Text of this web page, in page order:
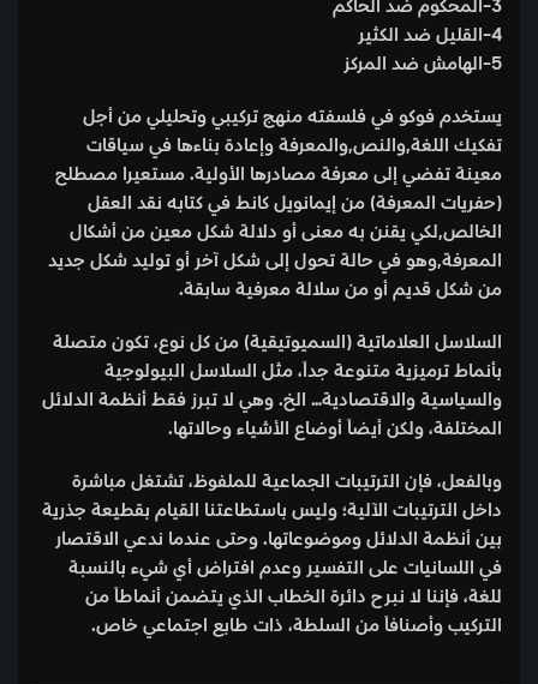
3-المحكوم ضد الحاكم
4-القليل ضد الكثير
5-الهامش ضد المركز
يستخدم فوكو في فلسفته منهج تركيبي وتحليلي من أجل
تفكيك اللغة,والنص,والمعرفة وإعادة بناءها في سياقات
معينة تفضي إلى معرفة مصادرها الأولية. مستعيرا مصطلح
(حفريات المعرفة) من إيمانويل كانط في كتابه نقد العقل
الخالص,لكي يقنن به معنى أو دلالة شكل معين من أشكال
المعرفة,وهو في حالة تحول إلى شكل آخر أو توليد شكل جديد
من شكل قديم أو من سلالة معرفية سابقة.
السلاسل العلاماتية (السميوتيقية) من كل نوع، تكون متصلة
بأنماط ترميزية متنوعة جداً، مثل السلاسل البيولوجية
والسياسية والاقتصادية… الخ. وهي لا تبرز فقط أنظمة الدلائل
المختلفة، ولكن أيضاً أوضاع الأشياء وحالاتها.
وبالفعل، فإن الترتيبات الجماعية للملفوظ، تشتغل مباشرة
داخل الترتيبات الآلية؛ وليس باستطاعتنا القيام بقطيعة جذرية
بين أنظمة الدلائل وموضوعاتها. وحتى عندما ندعي الاقتصار
في اللسانيات على التفسير وعدم افتراض أي شيء بالنسبة
للغة، فإننا لا نبرح دائرة الخطاب الذي يتضمن أنماطاً من
التركيب وأصنافاً من السلطة، ذات طابع اجتماعي خاص.